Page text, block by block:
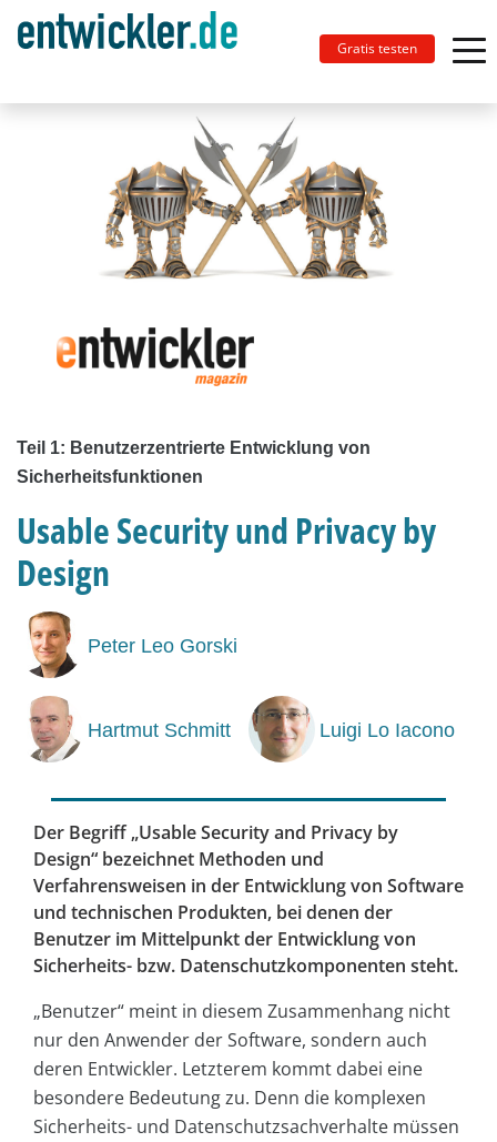
Gratis testen
Teil 1: Benutzerzentrierte Entwicklung von
Sicherheitsfunktionen
Usable Security und Privacy by
Design
Peter Leo Gorski
Hartmut Schmitt Luigi Lo Iacono
Der Begriff „Usable Security and Privacy by
Design“ bezeichnet Methoden und
Verfahrensweisen in der Entwicklung von Software
und technischen Produkten, bei denen der
Benutzer im Mittelpunkt der Entwicklung von
Sicherheits- bzw. Datenschutzkomponenten steht.
„Benutzer“ meint in diesem Zusammenhang nicht
nur den Anwender der Software, sondern auch
deren Entwickler. Letzterem kommt dabei eine
besondere Bedeutung zu. Denn die komplexen
Sicherheits- und Datenschutzsachverhalte müssen